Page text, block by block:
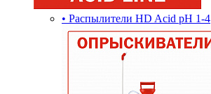
• Распылители HD Acid pH 1-4